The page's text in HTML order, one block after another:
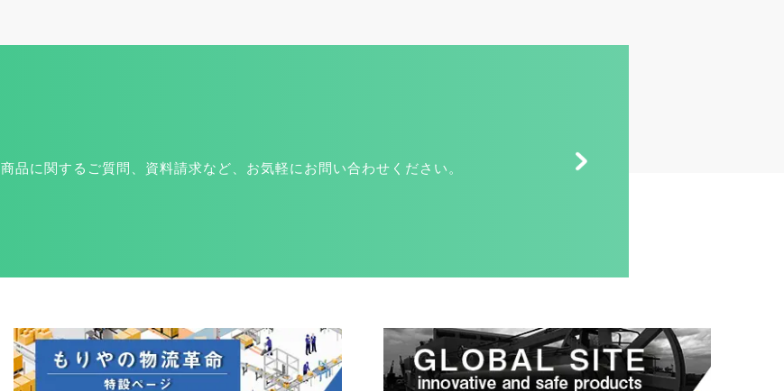
商品に関するご質問、資料請求など、お気軽にお問い合わせください。